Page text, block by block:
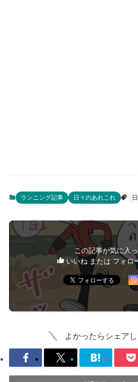
ランニング記事 日々のあれこれ
この記事が気に入
いいね または フォロ
よかったらシェアし